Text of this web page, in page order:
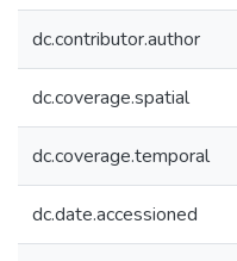
dc.contributor.author
dc.coverage.spatial
dc.coverage.temporal
dc.date.accessioned